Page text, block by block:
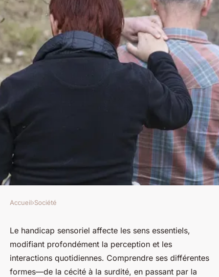
Les clés pour mieux
comprendre le handicap
sensoriel
Accueil›Société
Le handicap sensoriel affecte les sens essentiels,
modifiant profondément la perception et les
interactions quotidiennes. Comprendre ses différentes
formes—de la cécité à la surdité, en passant par la